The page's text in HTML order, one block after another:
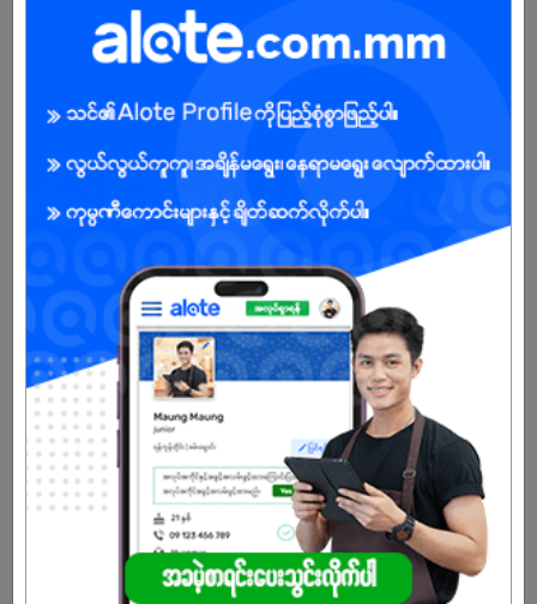
Open To : Male/Female
About Our Company
Sisburma is a leading men’s clothing brand based in Myanmar,
with stores located in major modern trade shopping centers
across the country, including City Mall, Junction City, Capital Mall
Yangon, Capital Mall Mandalay, MTower, Terminal M, Ocean
Pathein and Taunggyi City Square.
As of 2026, Sisburma operates 9 stores across Myanmar and 1
international store in Cambodia, reflecting our steady regional
growth and strong customer support. In March 2026, we will
further expand with two new store openings, strengthening our
nationwide presence and retail footprint.
Beyond Sisburma, we are also expanding Routine Myanmar as
part of our strategic brand portfolio development, aiming to
diversify our offerings and capture wider market segments.
Our vision is to build a leading lifestyle brand grounded in
sustainable and socially responsible practices, while continuously